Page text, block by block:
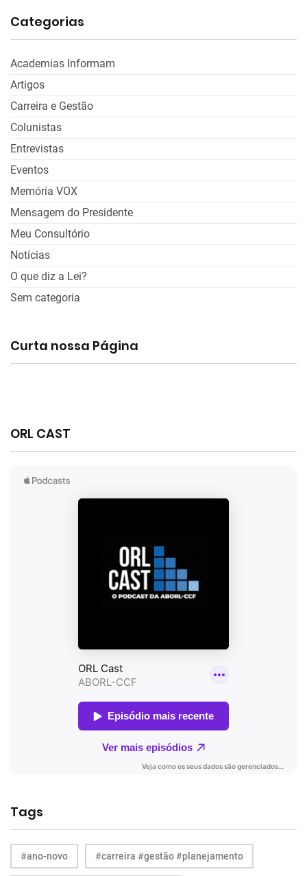
Categorias
Academias Informam
Artigos
Carreira e Gestão
Colunistas
Entrevistas
Eventos
Memória VOX
Mensagem do Presidente
Meu Consultório
Notícias
O que diz a Lei?
Sem categoria
Curta nossa Página
ORL CAST
Tags
#ano-novo #carreira #gestão #planejamento